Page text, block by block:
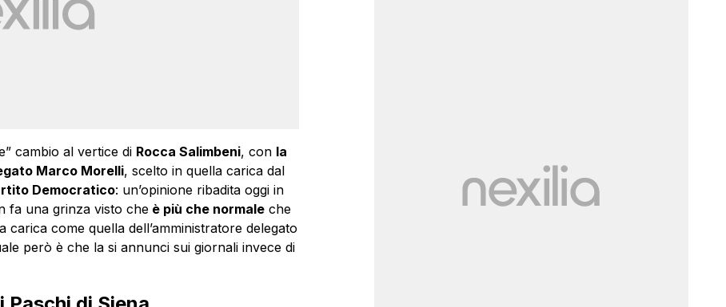
cambio al vertice di Rocca Salimbeni, con la
Marco Morelli, scelto in quella carica dal
Democratico: un’opinione ribadita oggi in
fa una grinza visto cheè più che normaleche
come quella dell’amministratore delegato
però è che la si annunci sui giornali invece di